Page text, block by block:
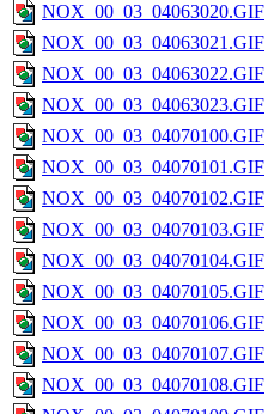
NOX_00_03_04063020.GIF
NOX_00_03_04063021.GIF
NOX_00_03_04063022.GIF
NOX_00_03_04063023.GIF
NOX_00_03_04070100.GIF
NOX_00_03_04070101.GIF
NOX_00_03_04070102.GIF
NOX_00_03_04070103.GIF
NOX_00_03_04070104.GIF
NOX_00_03_04070105.GIF
NOX_00_03_04070106.GIF
NOX_00_03_04070107.GIF
NOX_00_03_04070108.GIF